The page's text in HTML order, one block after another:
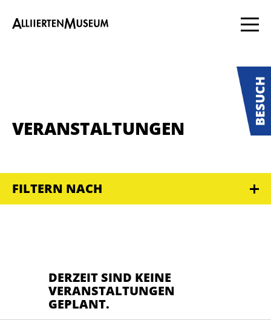
VERANSTALTUNGEN
FILTERN NACH
DERZEIT SIND KEINE
VERANSTALTUNGEN
GEPLANT.